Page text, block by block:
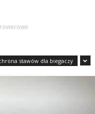
stawów dla biegaczy